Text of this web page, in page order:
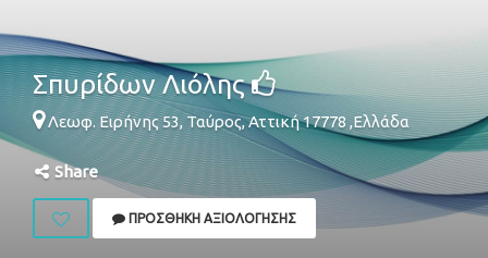
Σπυρίδων Λιόλης
Λεωφ. Ειρήνης 53,Ταύρος,Αττική17778,Ελλάδα
Share
ΠΡΟΣΘΉΚΗ ΑΞΙΟΛΌΓΗΣΗΣ